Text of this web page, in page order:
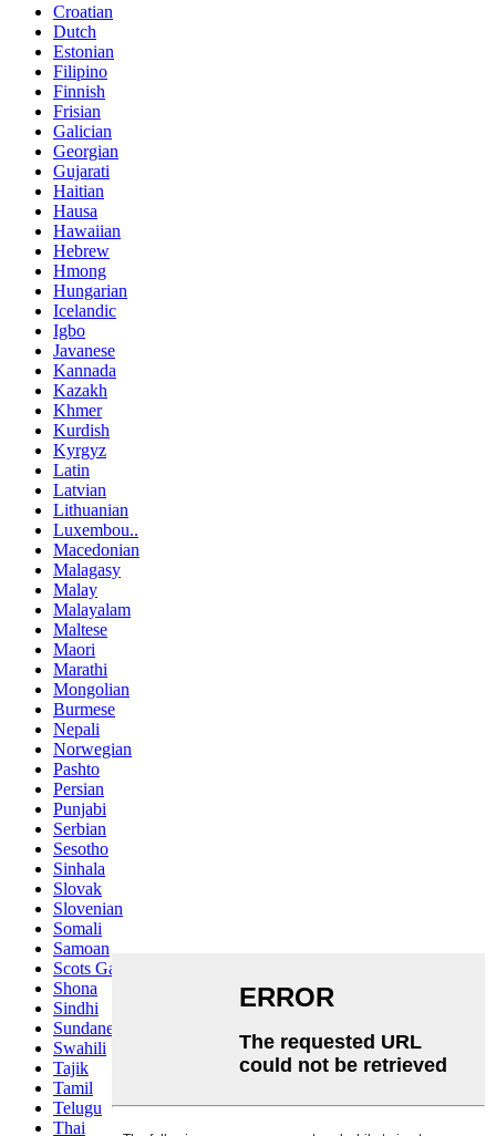
Croatian
Dutch
Estonian
Filipino
Finnish
Frisian
Galician
Georgian
Gujarati
Haitian
Hausa
Hawaiian
Hebrew
Hmong
Hungarian
Icelandic
Igbo
Javanese
Kannada
Kazakh
Khmer
Kurdish
Kyrgyz
Latin
Latvian
Lithuanian
Luxembou..
Macedonian
Malagasy
Malay
Malayalam
Maltese
Maori
Marathi
Mongolian
Burmese
Nepali
Norwegian
Pashto
Persian
Punjabi
Serbian
Sesotho
Sinhala
Slovak
Slovenian
Somali
Samoan
Scots Gaelic
Shona
Sindhi
Sundanese
Swahili
Tajik
Tamil
Telugu
Thai